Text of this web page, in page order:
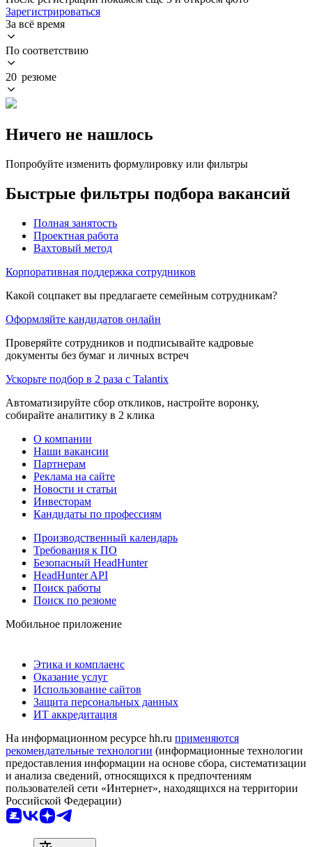
Зарегистрироваться
За всё время
По соответствию
20 резюме
Ничего не нашлось
Попробуйте изменить формулировку или фильтры
Быстрые фильтры подбора вакансий
Полная занятость
Проектная работа
Вахтовый метод
Корпоративная поддержка сотрудников
Какой соцпакет вы предлагаете семейным сотрудникам?
Оформляйте кандидатов онлайн
Проверяйте сотрудников и подписывайте кадровые
документы без бумаг и личных встреч
Ускорьте подбор в 2 раза с Talantix
Автоматизируйте сбор откликов, настройте воронку,
собирайте аналитику в 2 клика
О компании
Наши вакансии
Партнерам
Реклама на сайте
Новости и статьи
Инвесторам
Кандидаты по профессиям
Производственный календарь
Требования к ПО
Безопасный HeadHunter
HeadHunter API
Поиск работы
Поиск по резюме
Мобильное приложение
Этика и комплаенс
Оказание услуг
Использование сайтов
Защита персональных данных
ИТ аккредитация
На информационном ресурсе hh.ru применяются
рекомендательные технологии (информационные технологии
предоставления информации на основе сбора, систематизации
и анализа сведений, относящихся к предпочтениям
пользователей сети «Интернет», находящихся на территории
Российской Федерации)